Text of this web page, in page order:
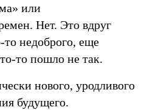
или
Нет. Это вдруг
недоброго, еще
то пошло не так.
нового, уродливого
будущего.